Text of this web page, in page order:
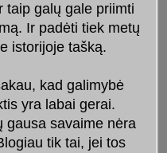
taip galų gale priimti
Ir padėti tiek metų
istorijoje tašką.
kad galimybė
yra labai gerai.
gausa savaime nėra
tik tai, jei tos